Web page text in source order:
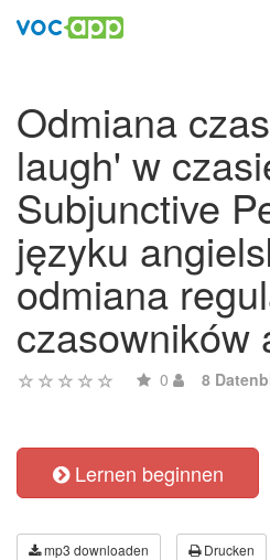
Odmiana
laugh' w
Subjunctive
języku
odmiana
czasowników
0 8
Lernen beginnen
mp3 downloaden Drucken